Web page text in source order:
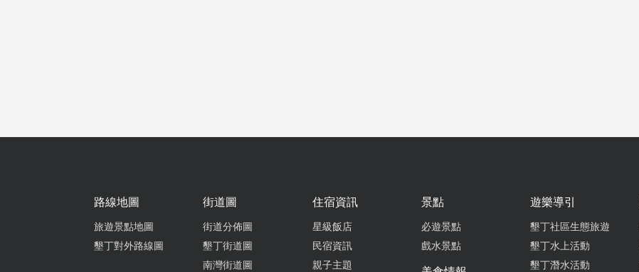
路線地圖
旅遊景點地圖
墾丁對外路線圖
街道圖
街道分佈圖
墾丁街道圖
南灣街道圖
住宿資訊
星級飯店
民宿資訊
親子主題
景點
必遊景點
戲水景點
遊樂導引
墾丁社區生態旅遊
墾丁水上活動
墾丁潛水活動